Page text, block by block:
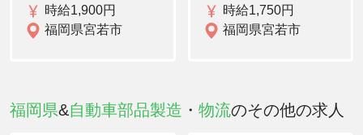
時給1,900円
福岡県宮若市
時給1,750円
福岡県宮若市
福岡県&自動車部品製造 ・ 物流のその他の求人